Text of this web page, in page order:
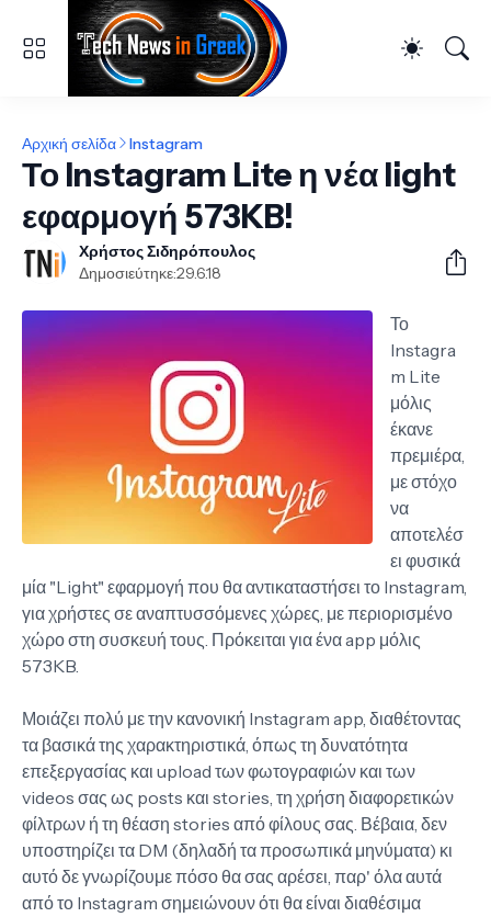
Αρχική σελίδα Instagram
Το Instagram Lite η νέα light
εφαρμογή 573KB!
Χρήστος Σιδηρόπουλος
Δημοσιεύτηκε:29.6.18
Το
Instagra
m Lite
μόλις
έκανε
πρεμιέρα,
με στόχο
να
αποτελέσ
ει φυσικά
μία "Light" εφαρμογή που θα αντικαταστήσει το Instagram,
για χρήστες σε αναπτυσσόμενες χώρες, με περιορισμένο
χώρο στη συσκευή τους. Πρόκειται για ένα app μόλις
573KB.
Μοιάζει πολύ με την κανονική Instagram app, διαθέτοντας
τα βασικά της χαρακτηριστικά, όπως τη δυνατότητα
επεξεργασίας και upload των φωτογραφιών και των
videos σας ως posts και stories, τη χρήση διαφορετικών
φίλτρων ή τη θέαση stories από φίλους σας. Βέβαια, δεν
υποστηρίζει τα DM (δηλαδή τα προσωπικά μηνύματα) κι
αυτό δε γνωρίζουμε πόσο θα σας αρέσει, παρ' όλα αυτά
από το Instagram σημειώνουν ότι θα είναι διαθέσιμα